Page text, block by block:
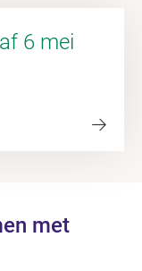
6 mei
met